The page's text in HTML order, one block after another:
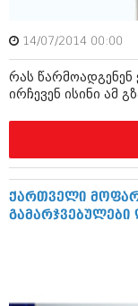
თებერვალი
იანვარი
დეკემბერი
ნოემბერი
ოქტომბერი
ივლისი
ივნისი
მაისი
აპრილი
მარტი
14/07/2014 00:00
რას
ირჩევენ ისინი ამ
ქართველი
გამარჯვებულები